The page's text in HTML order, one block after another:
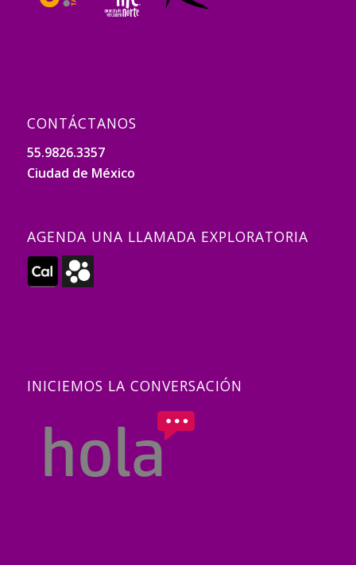
CONTÁCTANOS
55.9826.3357
Ciudad de México
AGENDA UNA LLAMADA EXPLORATORIA
INICIEMOS LA CONVERSACIÓN